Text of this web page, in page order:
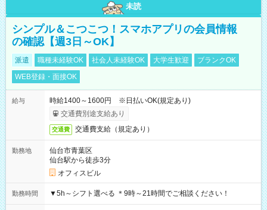
未読
シンプル＆こつこつ！スマホアプリの会員情報
の確認【週3日～OK】
派遣 職種未経験OK 社会人未経験OK 大学生歓迎
ブランクOK
WEB登録・面接OK
給与
時給1400～1600円 ※日払いOK(規定あり)
交通費別途支給あり
交通費 交通費支給（規定あり）
勤務地
仙台市青葉区
仙台駅から徒歩3分
オフィスビル
勤務時間 ▼5h～シフト選べる ＊9時～21時間でご相談ください！